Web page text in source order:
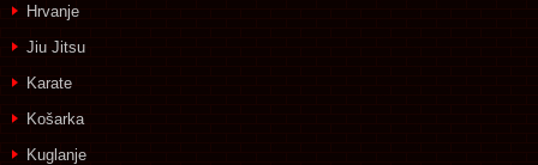
Hrvanje
Jiu Jitsu
Karate
Košarka
Kuglanje